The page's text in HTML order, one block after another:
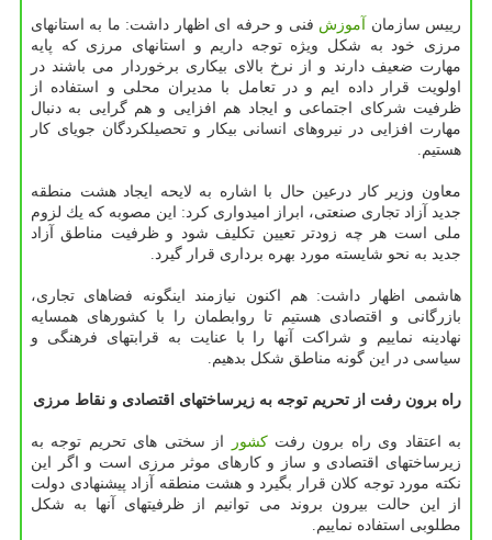
رییس سازمان آموزش فنی و حرفه ای اظهار داشت: ما به استانهای
مرزی خود به شكل ویژه توجه داریم و استانهای مرزی كه پایه
مهارت ضعیف دارند و از نرخ بالای بیكاری برخوردار می باشند در
اولویت قرار داده ایم و در تعامل با مدیران محلی و استفاده از
ظرفیت شركای اجتماعی و ایجاد هم افزایی و هم گرایی به دنبال
مهارت افزایی در نیروهای انسانی بیكار و تحصیلكردگان جویای كار
هستیم.
معاون وزیر كار درعین حال با اشاره به لایحه ایجاد هشت منطقه
جدید آزاد تجاری صنعتی، ابراز امیدواری كرد: این مصوبه كه یك لزوم
ملی است هر چه زودتر تعیین تكلیف شود و ظرفیت مناطق آزاد
جدید به نحو شایسته مورد بهره برداری قرار گیرد.
هاشمی اظهار داشت: هم اكنون نیازمند اینگونه فضاهای تجاری،
بازرگانی و اقتصادی هستیم تا روابطمان را با كشورهای همسایه
نهادینه نماییم و شراكت آنها را با عنایت به قرابتهای فرهنگی و
سیاسی در این گونه مناطق شكل بدهیم.
راه برون رفت از تحریم توجه به زیرساختهای اقتصادی و نقاط مرزی
به اعتقاد وی راه برون رفتكشور
از سختی های تحریم توجه به
زیرساختهای اقتصادی و ساز و كارهای موثر مرزی است و اگر این
نكته مورد توجه كلان قرار بگیرد و هشت منطقه آزاد پیشنهادی دولت
از این حالت بیرون بروند می توانیم از ظرفیتهای آنها به شكل
مطلوبی استفاده نماییم.